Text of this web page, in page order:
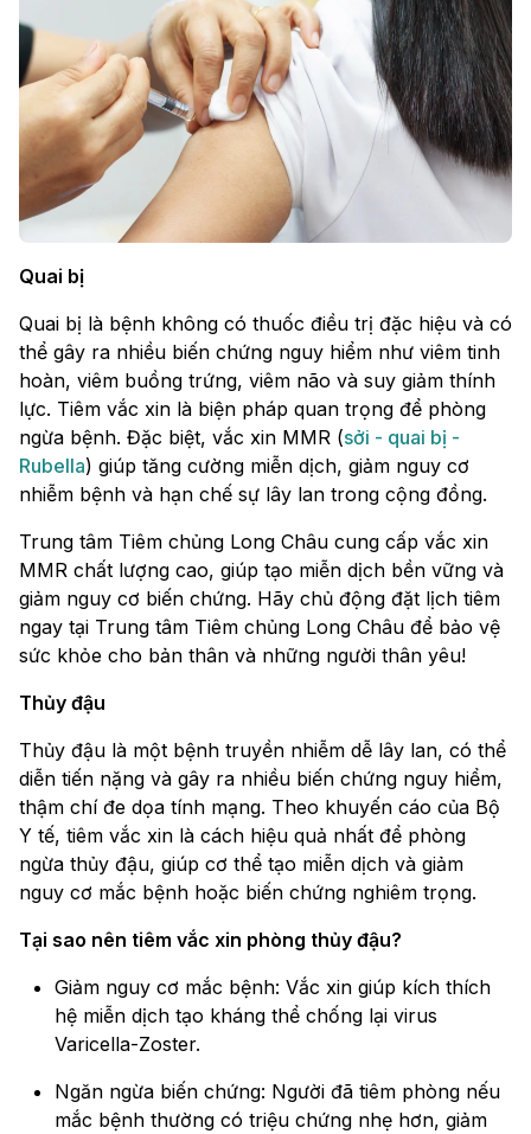
Quai bị
Quai bị là bệnh không có thuốc điều trị đặc hiệu và có
thể gây ra nhiều biến chứng nguy hiểm như viêm tinh
hoàn, viêm buồng trứng, viêm não và suy giảm thính
lực. Tiêm vắc xin là biện pháp quan trọng để phòng
ngừa bệnh. Đặc biệt, vắc xin MMR (sởi - quai bị -
Rubella) giúp tăng cường miễn dịch, giảm nguy cơ
nhiễm bệnh và hạn chế sự lây lan trong cộng đồng.
Trung tâm Tiêm chủng Long Châu cung cấp vắc xin
MMR chất lượng cao, giúp tạo miễn dịch bền vững và
giảm nguy cơ biến chứng. Hãy chủ động đặt lịch tiêm
ngay tại Trung tâm Tiêm chủng Long Châu để bảo vệ
sức khỏe cho bản thân và những người thân yêu!
Thủy đậu
Thủy đậu là một bệnh truyền nhiễm dễ lây lan, có thể
diễn tiến nặng và gây ra nhiều biến chứng nguy hiểm,
thậm chí đe dọa tính mạng. Theo khuyến cáo của Bộ
Y tế, tiêm vắc xin là cách hiệu quả nhất để phòng
ngừa thủy đậu, giúp cơ thể tạo miễn dịch và giảm
nguy cơ mắc bệnh hoặc biến chứng nghiêm trọng.
Tại sao nên tiêm vắc xin phòng thủy đậu?
Giảm nguy cơ mắc bệnh: Vắc xin giúp kích thích
hệ miễn dịch tạo kháng thể chống lại virus
Varicella-Zoster.
Ngăn ngừa biến chứng: Người đã tiêm phòng nếu
mắc bệnh thường có triệu chứng nhẹ hơn, giảm